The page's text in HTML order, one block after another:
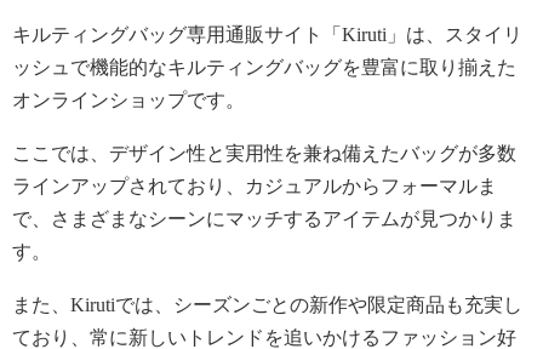
キルティングバッグ専用通販サイト「Kiruti」は、スタイリ
ッシュで機能的なキルティングバッグを豊富に取り揃えた
オンラインショップです。
ここでは、デザイン性と実用性を兼ね備えたバッグが多数
ラインアップされており、カジュアルからフォーマルま
で、さまざまなシーンにマッチするアイテムが見つかりま
す。
また、Kirutiでは、シーズンごとの新作や限定商品も充実し
ており、常に新しいトレンドを追いかけるファッション好